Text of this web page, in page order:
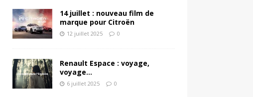
14 juillet : nouveau film de
marque pour Citroën
12 juillet 2025 0
Renault Espace : voyage,
voyage…
6 juillet 2025 0